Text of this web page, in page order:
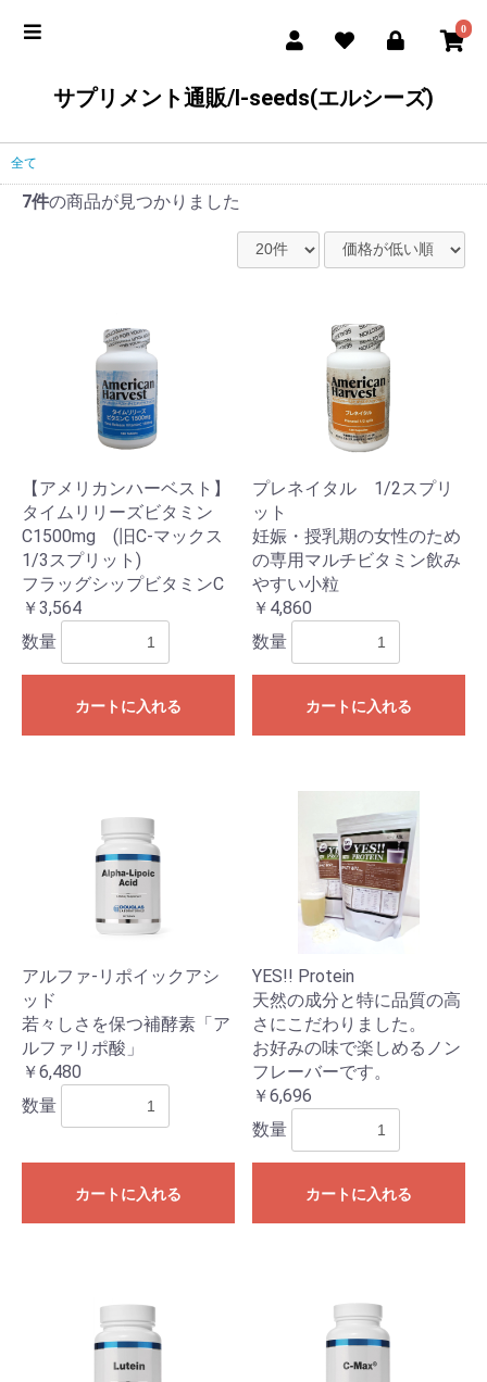
0
サプリメント通販/l-seeds(エルシーズ)
全て
7件の商品が見つかりました
【アメリカンハーベスト】
タイムリリーズビタミン
C1500mg (旧C-マックス
1/3スプリット)
フラッグシップビタミンC
￥3,564
数量
カートに入れる
プレネイタル 1/2スプリ
ット
妊娠・授乳期の女性のため
の専用マルチビタミン飲み
やすい小粒
￥4,860
数量
カートに入れる
アルファ-リポイックアシ
ッド
若々しさを保つ補酵素「ア
ルファリポ酸」
￥6,480
数量
カートに入れる
YES!! Protein
天然の成分と特に品質の高
さにこだわりました。
お好みの味で楽しめるノン
フレーバーです。
￥6,696
数量
カートに入れる
お買い物を続ける カートへ進む